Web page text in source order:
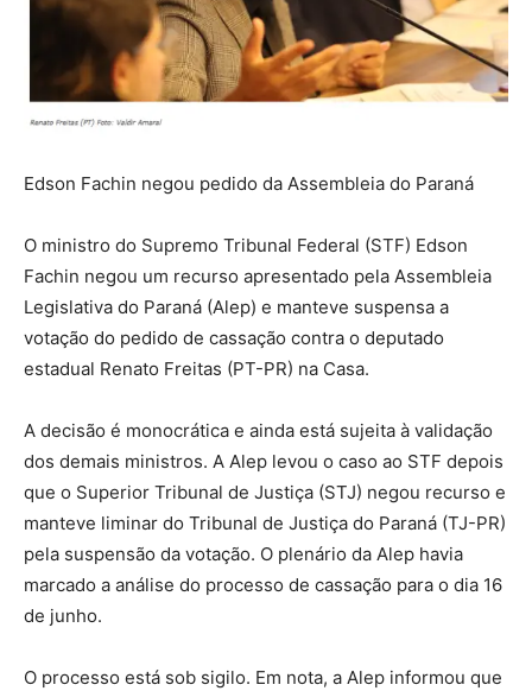
Edson Fachin negou pedido da Assembleia do Paraná
O ministro do Supremo Tribunal Federal (STF) Edson
Fachin negou um recurso apresentado pela Assembleia
Legislativa do Paraná (Alep) e manteve suspensa a
votação do pedido de cassação contra o deputado
estadual Renato Freitas (PT-PR) na Casa.
A decisão é monocrática e ainda está sujeita à validação
dos demais ministros. A Alep levou o caso ao STF depois
que o Superior Tribunal de Justiça (STJ) negou recurso e
manteve liminar do Tribunal de Justiça do Paraná (TJ-PR)
pela suspensão da votação. O plenário da Alep havia
marcado a análise do processo de cassação para o dia 16
de junho.
O processo está sob sigilo. Em nota, a Alep informou que